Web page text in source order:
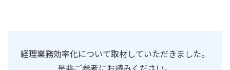
経理業務効率化について取材していただきました。